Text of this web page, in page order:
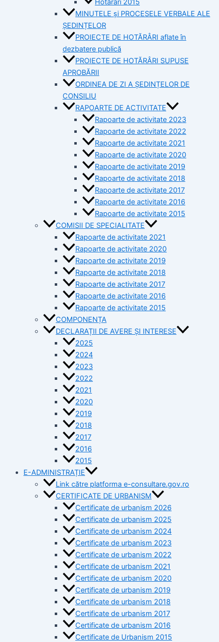
MINUTELE și PROCESELE VERBALE ALE
ȘEDINȚELOR
PROIECTE DE HOTĂRÂRI aflate în
dezbatere publică
PROIECTE DE HOTĂRÂRI SUPUSE
APROBĂRII
ORDINEA DE ZI A ȘEDINȚELOR DE
CONSILIU
RAPOARTE DE ACTIVITATE
Rapoarte de activitate 2023
Rapoarte de activitate 2022
Rapoarte de activitate 2021
Rapoarte de activitate 2020
Rapoarte de activitate 2019
Rapoarte de activitate 2018
Rapoarte de activitate 2017
Rapoarte de activitate 2016
Rapoarte de activitate 2015
COMISII DE SPECIALITATE
Rapoarte de activitate 2021
Rapoarte de activitate 2020
Rapoarte de activitate 2019
Rapoarte de activitate 2018
Rapoarte de activitate 2017
Rapoarte de activitate 2016
Rapoarte de activitate 2015
COMPONENȚA
DECLARAȚII DE AVERE ȘI INTERESE
2025
2024
2023
2022
2021
2020
2019
2018
2017
2016
2015
E-ADMINISTRAȚIE
Link către platforma e-consultare.gov.ro
CERTIFICATE DE URBANISM
Certificate de urbanism 2026
Certificate de urbanism 2025
Certificate de urbanism 2024
Certificate de urbanism 2023
Certificate de urbanism 2022
Certificate de urbanism 2021
Certificate de urbanism 2020
Certificate de urbanism 2019
Certificate de urbanism 2018
Certificate de urbanism 2017
Certificate de urbanism 2016
Certificate de Urbanism 2015